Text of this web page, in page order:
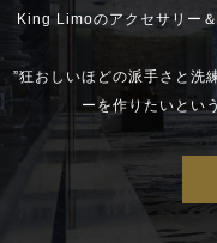
King Limoのアクセサリー
”狂おしいほどの派手さと洗
ーを作りたいとい